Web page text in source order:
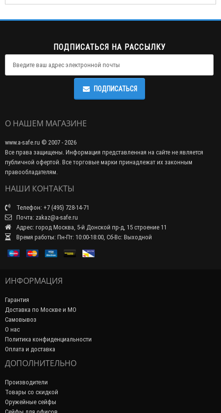
ПОДПИСАТЬСЯ НА РАССЫЛКУ
ПОДПИСАТЬСЯ
О НАШЕМ МАГАЗИНЕ
www.a-safe.ru © 2007 - 2026
Все права защищены. Информация представленная на сайте не является
публичной офертой. Все торговые марки принадлежат их законным
правообладателям.
НАШИ КОНТАКТЫ
Телефон: +7 (495) 728-14-71
Почта: zakaz@a-safe.ru
Адрес: город Москва, 5-й Донской пр-д, 15 строение 11
Время работы: Пн-Пт: 10:00-18:00, Сб-Вс: Выходной
ИНФОРМАЦИЯ
Гарантия
Доставка по Москве и МО
Самовывоз
О нас
Политика конфиденциальности
Оплата и доставка
ДОПОЛНИТЕЛЬНО
Производители
Товары со скидкой
Оружейные сейфы